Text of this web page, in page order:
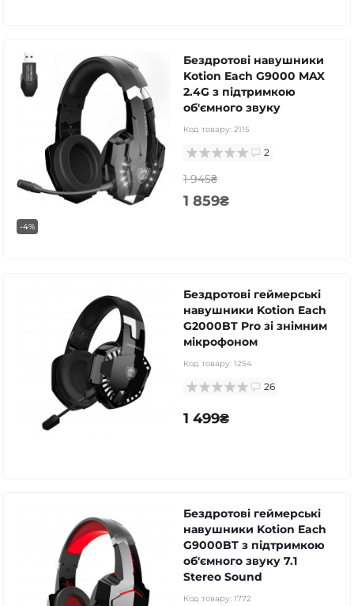
-4%
Бездротові навушники
Kotion Each G9000 MAX
2.4G з підтримкою
об'ємного звуку
Код товару: 2115
2
1 945₴
1 859₴
Бездротові геймерські
навушники Kotion Each
G2000BT Pro зі знімним
мікрофоном
Код товару: 1254
26
1 499₴
Бездротові геймерські
навушники Kotion Each
G9000BT з підтримкою
об'ємного звуку 7.1
Stereo Sound
Код товару: 1772